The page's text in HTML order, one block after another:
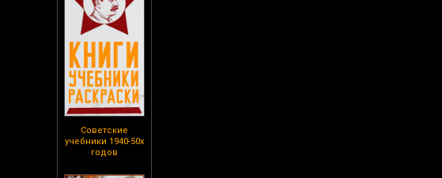
Советские
учебники 1940-50х
годов